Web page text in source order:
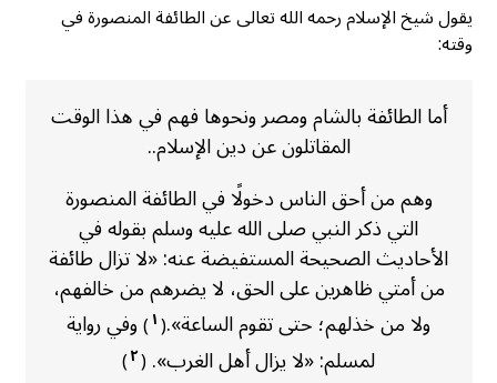
يقول شيخ الإسلام رحمه الله تعالى عن الطائفة المنصورة في
وقته:
أما الطائفة بالشام ومصر ونحوها فهم في هذا الوقت
المقاتلون عن دين الإسلام..
وهم من أحق الناس دخولًا في الطائفة المنصورة
التي ذكر النبي صلى الله عليه وسلم بقوله في
الأحاديث الصحيحة المستفيضة عنه: «لا تزال طائفة
من أمتي ظاهرين على الحق، لا يضرهم من خالفهم،
ولا من خذلهم؛ حتى تقوم الساعة».(١)وفي رواية
لمسلم: «لا يزال أهل الغرب».(٢)